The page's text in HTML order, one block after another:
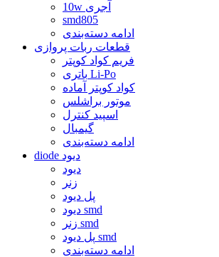
10w آجری
smd805
ادامه دسته‌بندی
قطعات ربات پروازی
فریم کواد کوپتر
باتری Li-Po
کواد کوپتر آماده
موتور براشلس
اسپید کنترل
گیمبال
ادامه دسته‌بندی
diode دیود
دیود
زنر
پل دیود
دیود smd
زنر smd
پل دیود smd
ادامه دسته‌بندی